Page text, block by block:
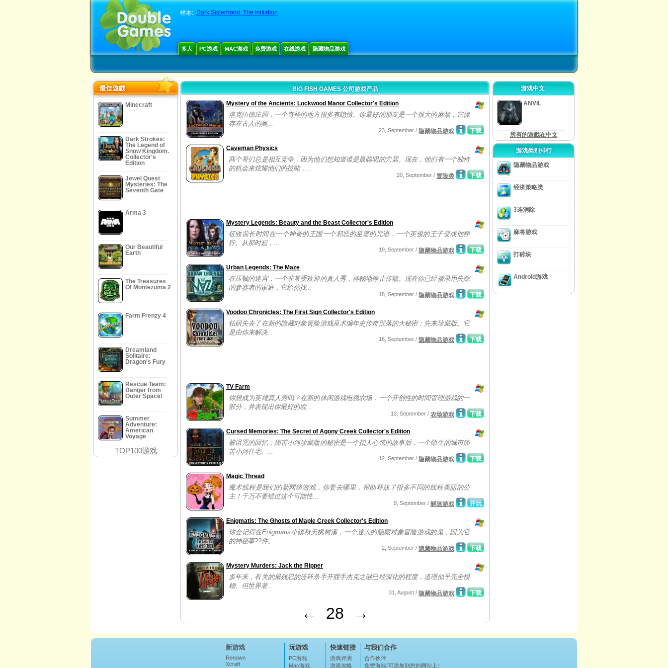
样本: Dark Sisterhood: The Initiation
多人 PC游戏 MAC游戏 免费游戏 在线游戏 隐藏物品游戏
最佳遊戲
Minecraft
Dark Strokes:
The Legend of
Snow Kingdom.
Collector's
Edition
Jewel Quest
Mysteries: The
Seventh Gate
Arma 3
Our Beautiful
Earth
The Treasures
Of Montezuma 2
Farm Frenzy 4
Dreamland
Solitaire:
Dragon's Fury
Rescue Team:
Danger from
Outer Space!
Summer
Adventure:
American
Voyage
TOP100游戏
BIG FISH GAMES 公司游戏产品
Mystery of the Ancients: Lockwood Manor Collector's Edition
洛克伍德庄园，一个奇怪的地方很多有隐情。你最好的朋友是一个很大的麻烦，它保
存在古人的奥...
下载
23, September / 隐藏物品游戏
Caveman Physics
两个哥们总是相互竞争，因为他们想知道谁是最聪明的穴居。现在，他们有一个独特
的机会来炫耀他们的技能，...
下载
20, September / 冒险类
Mystery Legends: Beauty and the Beast Collector's Edition
征收前长时间在一个神奇的王国一个邪恶的巫婆的咒语，一个英俊的王子变成他狰
狞。从那时起，...
下载
19, September / 隐藏物品游戏
Urban Legends: The Maze
在压轴的迷宫，一个非常受欢迎的真人秀，神秘地停止传输。现在你已经被录用失踪
的参赛者的家庭，它给你找...
下载
18, September / 隐藏物品游戏
Voodoo Chronicles: The First Sign Collector's Edition
钻研失去了在新的隐藏对象冒险游戏巫术编年史传奇部落的大秘密：先来珍藏版。它
是由你来解决...
下载
16, September / 隐藏物品游戏
TV Farm
你想成为英雄真人秀吗？在新的休闲游戏电视农场，一个开创性的时间管理游戏的一
部分，并表现出你最好的农...
下载
13, September / 农场游戏
Cursed Memories: The Secret of Agony Creek Collector's Edition
被诅咒的回忆：痛苦小河珍藏版的秘密是一个扣人心弦的故事后，一个陌生的城市痛
苦小河住宅。...
下载
12, September / 隐藏物品游戏
Magic Thread
魔术线程是我们的新网络游戏，你要去哪里，帮助释放了很多不同的线程美丽的公
主！千万不要错过这个可能性...
开玩
9, September / 解迷游戏
Enigmatis: The Ghosts of Maple Creek Collector's Edition
你会记得在Enigmatis小镇秋天枫树溪，一个迷人的隐藏对象冒险游戏的鬼，因为它
的神秘事??件。...
下载
2, September / 隐藏物品游戏
Mystery Murders: Jack the Ripper
多年来，有关的最残忍的连环杀手开膛手杰克之谜已经深化的程度，道理似乎完全模
糊。但世界著...
下载
31, August / 隐藏物品游戏
← 28 →
游戏中文
ANVIL
所有的遊戲在中文
游戏类别排行
隐藏物品游戏
经济策略类
3连消除
麻将游戏
打砖块
Android游戏
新游戏
Renown
Xcraft
玩游戏
PC游戏
Mac游戏
快速链接
游戏评测
游戏攻略
与我们合作
合作伙伴
免费游戏(可添加到您的网站上）